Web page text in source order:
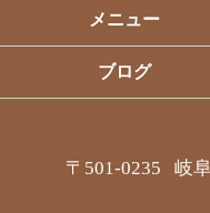
メニュー
ブログ
〒501-0235 岐